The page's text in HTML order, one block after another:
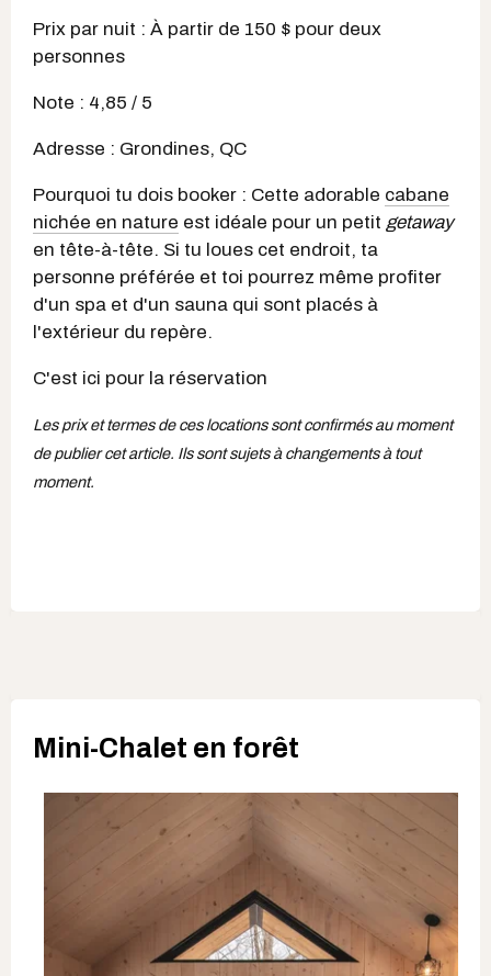
Prix par nuit : À partir de 150 $ pour deux
personnes
Note : 4,85 / 5
Adresse : Grondines, QC
Pourquoi tu dois booker : Cette adorable cabane
nichée en nature est idéale pour un petit getaway
en tête-à-tête. Si tu loues cet endroit, ta
personne préférée et toi pourrez même profiter
d'un spa et d'un sauna qui sont placés à
l'extérieur du repère.
C'est ici pour la réservation
Les prix et termes de ces locations sont confirmés au moment
de publier cet article. Ils sont sujets à changements à tout
moment.
Mini-Chalet en forêt